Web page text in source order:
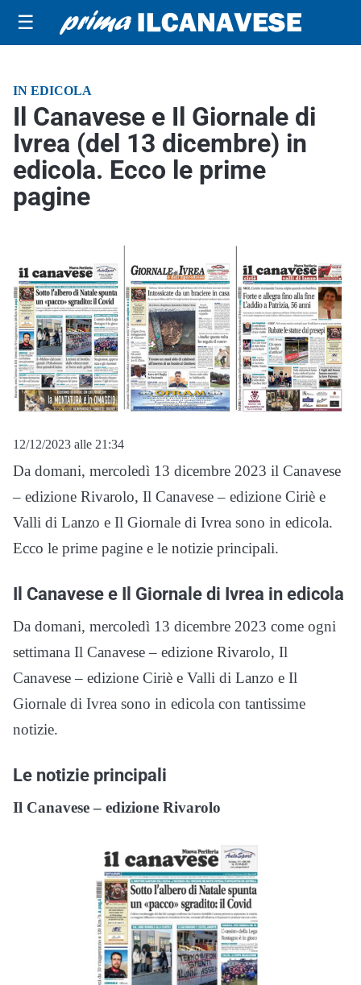
☰
IN EDICOLA
Il Canavese e Il Giornale di
Ivrea (del 13 dicembre) in
edicola. Ecco le prime
pagine
12/12/2023 alle 21:34
Da domani, mercoledì 13 dicembre 2023 il Canavese
– edizione Rivarolo, Il Canavese – edizione Ciriè e
Valli di Lanzo e Il Giornale di Ivrea sono in edicola.
Ecco le prime pagine e le notizie principali.
Il Canavese e Il Giornale di Ivrea in edicola
Da domani, mercoledì 13 dicembre 2023 come ogni
settimana Il Canavese – edizione Rivarolo, Il
Canavese – edizione Ciriè e Valli di Lanzo e Il
Giornale di Ivrea sono in edicola con tantissime
notizie.
Le notizie principali
Il Canavese – edizione Rivarolo